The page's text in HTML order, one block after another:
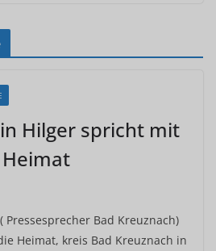
Hilger spricht mit
Bad Kreuznach)
Heimat, kreis Bad Kreuznach in